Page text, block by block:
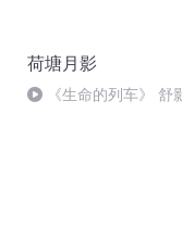
荷塘月影
《生命的列车》 舒